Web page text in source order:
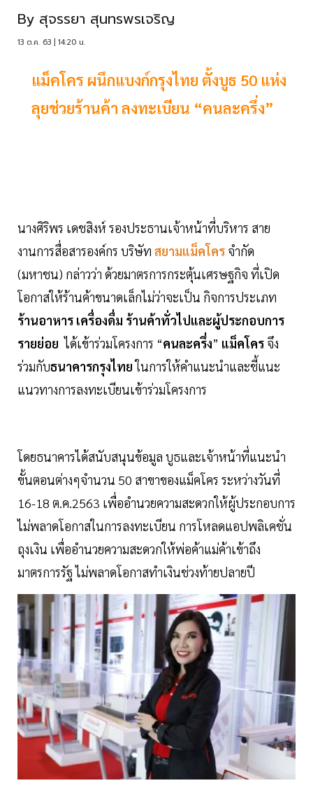
By สุจรรยา สุนทรพรเจริญ
13 ต.ค. 63 | 14:20 น.
แม็คโคร ผนึกแบงก์กรุงไทย ตั้งบูธ 50 แห่ง
ลุยช่วยร้านค้า ลงทะเบียน “คนละครึ่ง”
นางศิริพร เดชสิงห์ รองประธานเจ้าหน้าที่บริหาร สาย
งานการสื่อสารองค์กร บริษัท สยามแม็คโคร จำกัด
(มหาชน) กล่าวว่า ด้วยมาตรการกระตุ้นเศรษฐกิจ ที่เปิด
โอกาสให้ร้านค้าขนาดเล็กไม่ว่าจะเป็น กิจการประเภท
ร้านอาหาร เครื่องดื่ม ร้านค้าทั่วไปและผู้ประกอบการ
รายย่อย ได้เข้าร่วมโครงการ “คนละครึ่ง” แม็คโคร จึง
ร่วมกับธนาคารกรุงไทยในการให้คำแนะนำและชี้แนะ
แนวทางการลงทะเบียนเข้าร่วมโครงการ
โดยธนาคารได้สนับสนุนข้อมูล บูธและเจ้าหน้าที่แนะนำ
ขั้นตอนต่างๆจำนวน 50 สาขาของแม็คโคร ระหว่างวันที่
16-18 ต.ค.2563 เพื่ออำนวยความสะดวกให้ผู้ประกอบการ
ไม่พลาดโอกาสในการลงทะเบียน การโหลดแอปพลิเคชั่น
ถุงเงิน เพื่ออำนวยความสะดวกให้พ่อค้าแม่ค้าเข้าถึง
มาตรการรัฐ ไม่พลาดโอกาสทำเงินช่วงท้ายปลายปี